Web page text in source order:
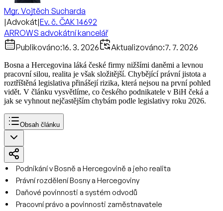
Mgr. Vojtěch Sucharda
|Advokát|Ev. č. ČAK 14692
ARROWS advokátní kancelář
Publikováno:16. 3. 2026 Aktualizováno:7. 7. 2026
Bosna a Hercegovina láká české firmy nižšími daněmi a levnou
pracovní silou, realita je však složitější. Chybějící právní jistota a
roztříštěná legislativa přinášejí rizika, která nejsou na první pohled
vidět. V článku vysvětlíme, co českého podnikatele v BiH čeká a
jak se vyhnout nejčastějším chybám podle legislativy roku 2026.
Obsah článku
Podnikání v Bosně a Hercegovině a jeho realita
Právní rozdělení Bosny a Hercegoviny
Daňové povinnosti a systém odvodů
Pracovní právo a povinnosti zaměstnavatele